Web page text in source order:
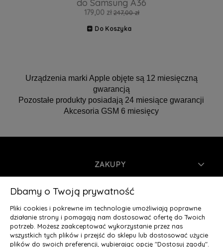
do Samsung A36
179,00 zł 247,00 zł
Do Koszyka
Urządzenia marki Apple objęte są 12 miesięczną
gwarancją
Pozostałe produkty posiadają 24 miesiące gwarancji
Akcesoria GSM 6 miesięcy
ZAKUPY
INFORMACJE
MOJE KONTO
O NAS
Dbamy o Twoją prywatność
Pliki cookies i pokrewne im technologie umożliwiają poprawne
działanie strony i pomagają nam dostosować ofertę do Twoich
potrzeb. Możesz zaakceptować wykorzystanie przez nas
wszystkich tych plików i przejść do sklepu lub dostosować użycie
plików do swoich preferencji, wybierając opcję "Dostosuj zgody".